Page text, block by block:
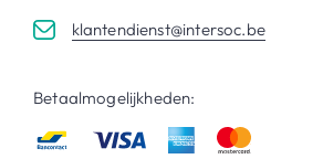
klantendienst@intersoc.be
Betaalmogelijkheden: